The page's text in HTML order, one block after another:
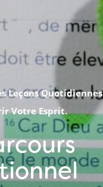
Leçons Quotidiennes
Votre Esprit.